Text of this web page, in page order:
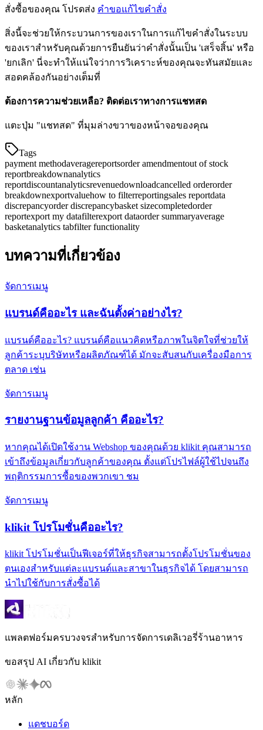
สั่งซื้อของคุณ โปรดส่ง คำขอแก้ไขคำสั่ง
สิ่งนี้จะช่วยให้กระบวนการของเราในการแก้ไขคำสั่งในระบบ
ของเราสำหรับคุณด้วยการยืนยันว่าคำสั่งนั้นเป็น 'เสร็จสิ้น' หรือ
'ยกเลิก' นี่จะทำให้แน่ใจว่าการวิเคราะห์ของคุณจะทันสมัยและ
สอดคล้องกันอย่างเต็มที่
ต้องการความช่วยเหลือ? ติดต่อเราทางการแชทสด
แตะปุ่ม "แชทสด" ที่มุมล่างขวาของหน้าจอของคุณ
Tags
payment methodaveragereportsorder amendmentout of stock
reportbreakdownanalytics
reportdiscountanalyticsrevenuedownloadcancelled orderorder
breakdownexportvaluehow to filterreportingsales reportdata
discrepancyorder discrepancybasket sizecompletedorder
reportexport my datafilterexport dataorder summaryaverage
basketanalytics tabfilter functionality
บทความที่เกี่ยวข้อง
จัดการเมนู
แบรนด์คืออะไร และฉันตั้งค่าอย่างไร?
แบรนด์คืออะไร? แบรนด์คือแนวคิดหรือภาพในจิตใจที่ช่วยให้
ลูกค้าระบุบริษัทหรือผลิตภัณฑ์ได้ มักจะสับสนกับเครื่องมือการ
ตลาด เช่น
จัดการเมนู
รายงานฐานข้อมูลลูกค้า คืออะไร?
หากคุณได้เปิดใช้งาน Webshop ของคุณด้วย klikit คุณสามารถ
เข้าถึงข้อมูลเกี่ยวกับลูกค้าของคุณ ตั้งแต่โปรไฟล์ผู้ใช้ไปจนถึง
พฤติกรรมการซื้อของพวกเขา ชม
จัดการเมนู
klikit โปรโมชั่นคืออะไร?
klikit โปรโมชั่นเป็นฟีเจอร์ที่ให้ธุรกิจสามารถตั้งโปรโมชั่นของ
ตนเองสำหรับแต่ละแบรนด์และสาขาในธุรกิจได้ โดยสามารถ
นำไปใช้กับการสั่งซื้อได้
แพลตฟอร์มครบวงจรสำหรับการจัดการเดลิเวอรี่ร้านอาหาร
ขอสรุป AI เกี่ยวกับ klikit
หลัก
แดชบอร์ด